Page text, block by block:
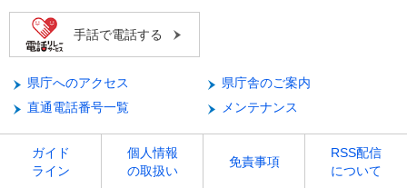
手話で電話する
県庁へのアクセス
県庁舎のご案内
直通電話番号一覧
メンテナンス
ガイド
ライン
個人情報
の取扱い
免責事項
RSS配信
について